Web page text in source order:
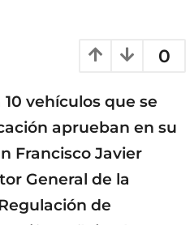
0
vehículos que se
aprueban en su
Francisco Javier
General de la
de